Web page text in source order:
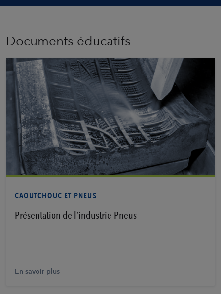
Documents éducatifs
CAOUTCHOUC ET PNEUS
Présentation de l’industrie-Pneus
Voir PDF
En savoir plus